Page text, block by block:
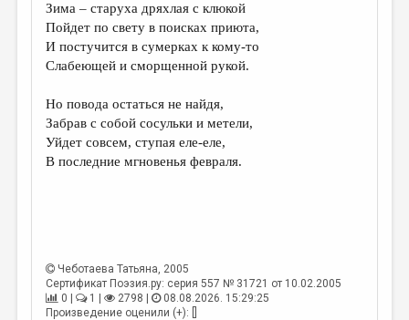
ПЕРЕВОДЫ
КОНКУРСЫ
КНИЖНАЯ ПОЛКА
ОБЗОР ЛИТЕРАТУРЫ
РЕДКОЛЛЕГИЯ
ОТ РЕДАКЦИИ
Зима – старуха дряхлая с клюкой
Пойдет по свету в поисках приюта,
И постучится в сумерках к кому-то
Слабеющей и сморщенной рукой.
Но повода остаться не найдя,
Забрав с собой сосульки и метели,
Уйдет совсем, ступая еле-еле,
В последние мгновенья февраля.
Чеботаева Татьяна, 2005
Сертификат Поэзия.ру: серия 557 № 31721 от 10.02.2005
0 |
1 | 2798 |
08.08.2026. 15:29:25
Произведение оценили (+): []